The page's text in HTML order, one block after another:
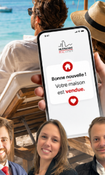
de votre côté
délais ?
En plus
également
réglementaire doit
dans un délai de
titre qu’un PEB
conforme rassurera